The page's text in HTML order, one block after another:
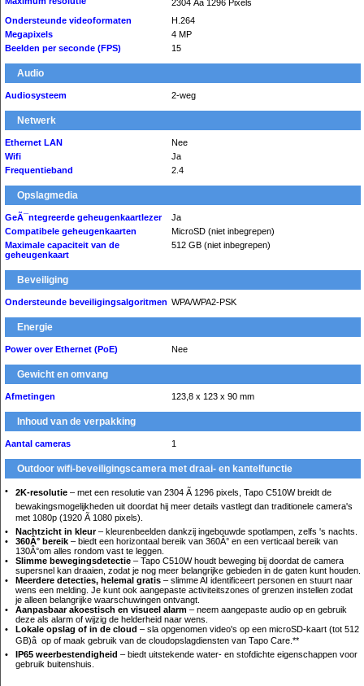
2304 Ãâ 1296 Pixels
Ondersteunde videoformaten
H.264
Megapixels
4 MP
Beelden per seconde (FPS)
15
Audio
Audiosysteem 2-weg
Netwerk
Ethernet LAN
Nee
Wifi
Ja
Frequentieband
2.4
Opslagmedia
GeÃ¯ntegreerde geheugenkaartlezer
Ja
Compatibele geheugenkaarten
MicroSD (niet inbegrepen)
Maximale capaciteit van de
geheugenkaart
512 GB (niet inbegrepen)
Beveiliging
Ondersteunde beveiligingsalgoritmen WPA/WPA2-PSK
Energie
Power over Ethernet (PoE) Nee
Gewicht en omvang
Afmetingen 123,8 x 123 x 90 mm
Inhoud van de verpakking
Aantal cameras 1
Outdoor wifi-beveiligingscamera met draai- en kantelfunctie
2K-resolutie– met een resolutie van 2304 Ã 1296 pixels, Tapo C510W breidt de
bewakingsmogelijkheden uit doordat hij meer details vastlegt dan traditionele camera's
met 1080p (1920 Ã 1080 pixels).
Nachtzicht in kleur– kleurenbeelden dankzij ingebouwde spotlampen, zelfs 's nachts.
360Â° bereik– biedt een horizontaal bereik van 360Â° en een verticaal bereik van
130Â°om alles rondom vast te leggen.
Slimme bewegingsdetectie– Tapo C510W houdt beweging bij doordat de camera
supersnel kan draaien, zodat je nog meer belangrijke gebieden in de gaten kunt houden.
Meerdere detecties, helemal gratis– slimme AI identificeert personen en stuurt naar
wens een melding. Je kunt ook aangepaste activiteitszones of grenzen instellen zodat
je alleen belangrijke waarschuwingen ontvangt.
Aanpasbaar akoestisch en visueel alarm– neem aangepaste audio op en gebruik
deze als alarm of wijzig de helderheid naar wens.
Lokale opslag of in de cloud – sla opgenomen video's op een microSD-kaart (tot 512
GB)â op of maak gebruik van de cloudopslagdiensten van Tapo Care.**
IP65 weerbestendigheid – biedt uitstekende water- en stofdichte eigenschappen voor
gebruik buitenshuis.